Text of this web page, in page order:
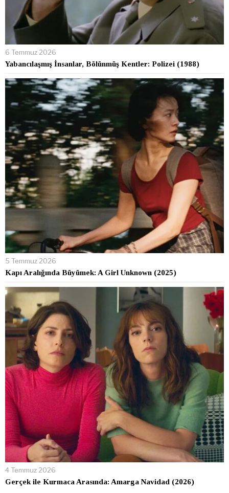
6 Temmuz 2026
Yabancılaşmış İnsanlar, Bölünmüş Kentler: Polizei (1988)
5 Temmuz 2026
Kapı Aralığında Büyümek: A Girl Unknown (2025)
4 Temmuz 2026
Gerçek ile Kurmaca Arasında: Amarga Navidad (2026)